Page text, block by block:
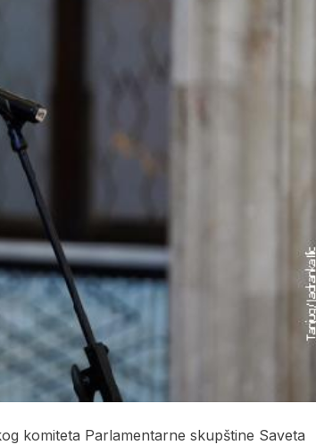
komiteta Parlamentarne skupštine Saveta